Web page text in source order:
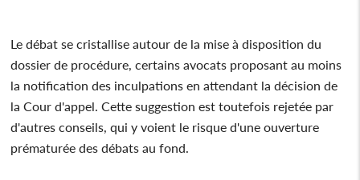
Le débat se cristallise autour de la mise à disposition du
dossier de procédure, certains avocats proposant au moins
la notification des inculpations en attendant la décision de
la Cour d'appel. Cette suggestion est toutefois rejetée par
d'autres conseils, qui y voient le risque d'une ouverture
prématurée des débats au fond.